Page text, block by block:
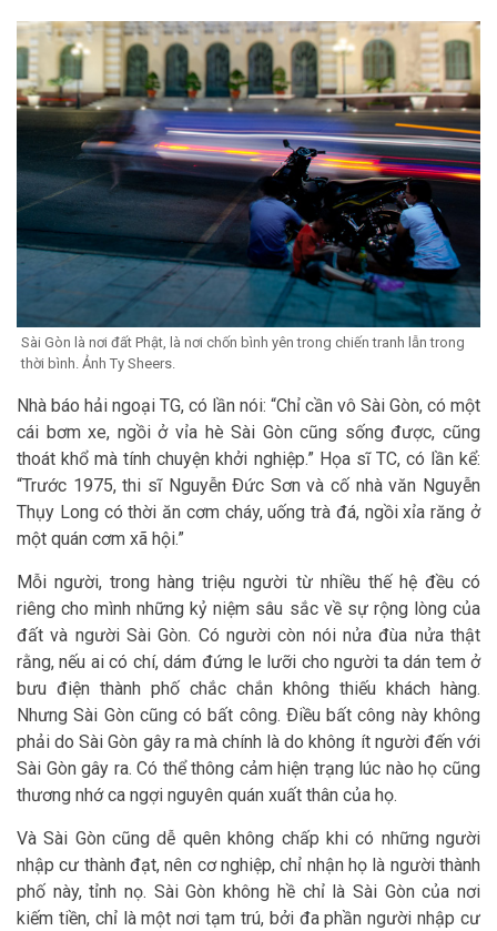
Sài Gòn là nơi đất Phật, là nơi chốn bình yên trong chiến tranh lẫn trong
thời bình. Ảnh Ty Sheers.
Nhà báo hải ngoại TG, có lần nói: “Chỉ cần vô Sài Gòn, có một
cái bơm xe, ngồi ở vỉa hè Sài Gòn cũng sống được, cũng
thoát khổ mà tính chuyện khởi nghiệp.” Họa sĩ TC, có lần kể:
“Trước 1975, thi sĩ Nguyễn Ðức Sơn và cố nhà văn Nguyễn
Thụy Long có thời ăn cơm cháy, uống trà đá, ngồi xỉa răng ở
một quán cơm xã hội.”
Mỗi người, trong hàng triệu người từ nhiều thế hệ đều có
riêng cho mình những kỷ niệm sâu sắc về sự rộng lòng của
đất và người Sài Gòn. Có người còn nói nửa đùa nửa thật
rằng, nếu ai có chí, dám đứng le lưỡi cho người ta dán tem ở
bưu điện thành phố chắc chắn không thiếu khách hàng.
Nhưng Sài Gòn cũng có bất công. Ðiều bất công này không
phải do Sài Gòn gây ra mà chính là do không ít người đến với
Sài Gòn gây ra. Có thể thông cảm hiện trạng lúc nào họ cũng
thương nhớ ca ngợi nguyên quán xuất thân của họ.
Và Sài Gòn cũng dễ quên không chấp khi có những người
nhập cư thành đạt, nên cơ nghiệp, chỉ nhận họ là người thành
phố này, tỉnh nọ. Sài Gòn không hề chỉ là Sài Gòn của nơi
kiếm tiền, chỉ là một nơi tạm trú, bởi đa phần người nhập cư